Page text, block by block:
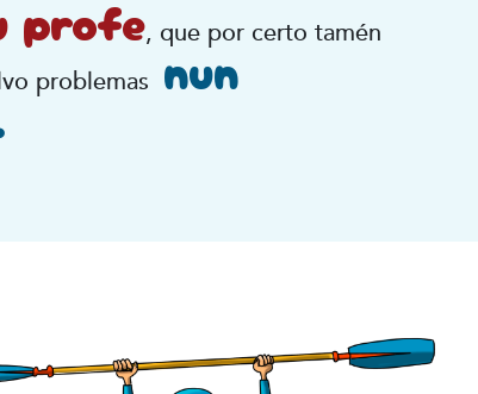
profe, que por certo tamén
problemas nun